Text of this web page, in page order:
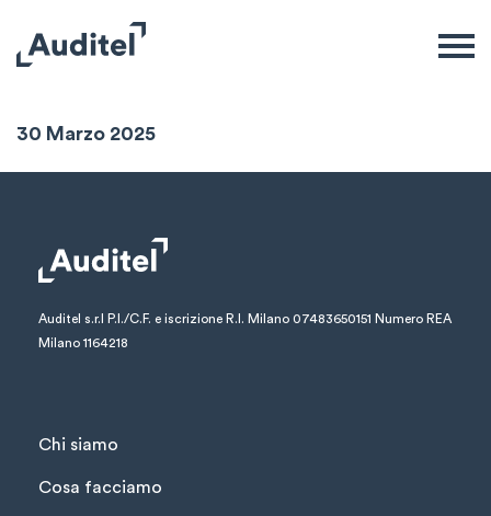
Sintesi Mensile
30 Marzo 2025
Auditel s.r.l P.I./C.F. e iscrizione R.I. Milano 07483650151 Numero REA
Milano 1164218
Chi siamo
Cosa facciamo